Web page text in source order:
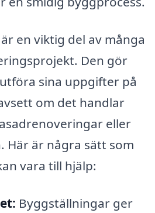
en viktig del av många
Den gör
sina uppgifter på
om det handlar
eller
Här är några sätt som
vara till hjälp:
Byggställningar ger